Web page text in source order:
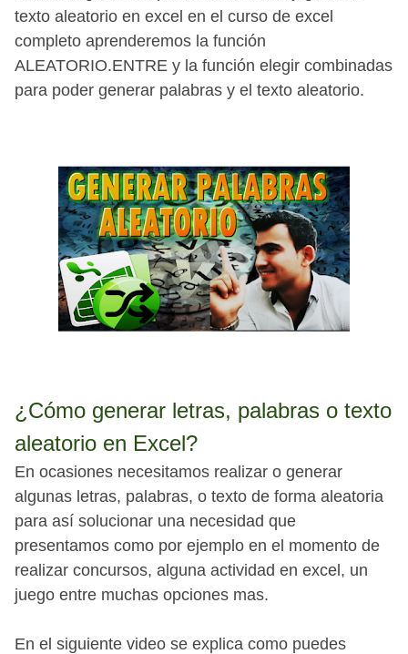
texto aleatorio en excel en el curso de excel
completo aprenderemos la función
ALEATORIO.ENTRE y la función elegir combinadas
para poder generar palabras y el texto aleatorio.
¿Cómo generar letras, palabras o texto
aleatorio en Excel?
En ocasiones necesitamos realizar o generar
algunas letras, palabras, o texto de forma aleatoria
para así solucionar una necesidad que
presentamos como por ejemplo en el momento de
realizar concursos, alguna actividad en excel, un
juego entre muchas opciones mas.
En el siguiente video se explica como puedes